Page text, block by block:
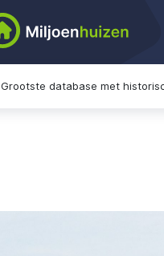
Grootste database met